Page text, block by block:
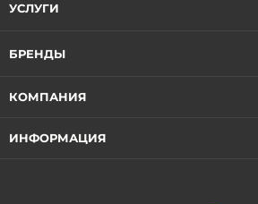
УСЛУГИ
БРЕНДЫ
КОМПАНИЯ
ИНФОРМАЦИЯ